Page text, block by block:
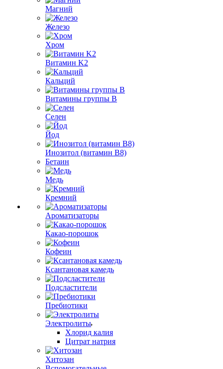
Магний
Железо
Хром
Витамин K2
Кальций
Витамины группы B
Селен
Йод
Инозитол (витамин B8)
Бетаин
Медь
Кремний
Ароматизаторы
Какао-порошок
Кофеин
Ксантановая камедь
Подсластители
Пребиотики
Электролиты
Хлорид калия
Цитрат натрия
Хитозан